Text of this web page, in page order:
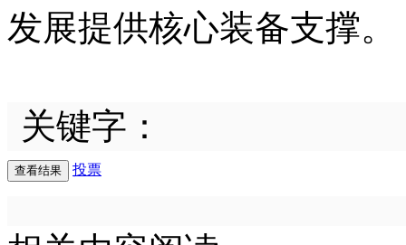
发展提供核心装备支撑。
关键字：
投票